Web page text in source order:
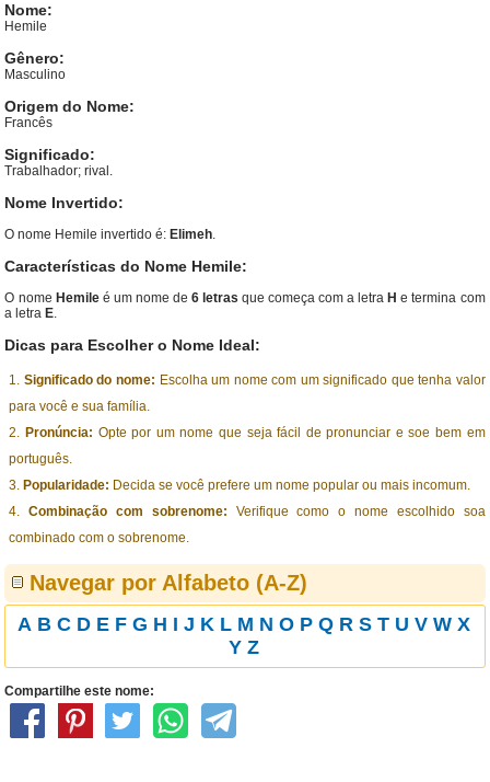
Nome:
Hemile
Gênero:
Masculino
Origem do Nome:
Francês
Significado:
Trabalhador; rival.
Nome Invertido:
O nome Hemile invertido é: Elimeh.
Características do Nome Hemile:
O nome Hemileé um nome de 6 letras que começa com a letra H e termina com
a letra E.
Dicas para Escolher o Nome Ideal:
Significado do nome: Escolha um nome com um significado que tenha valor
para você e sua família.
Pronúncia: Opte por um nome que seja fácil de pronunciar e soe bem em
português.
Popularidade: Decida se você prefere um nome popular ou mais incomum.
Combinação com sobrenome: Verifique como o nome escolhido soa
combinado com o sobrenome.
Navegar por Alfabeto (A-Z)
A B C D E F G H I J K L M N O P Q R S T U V W X
Y Z
Compartilhe este nome: